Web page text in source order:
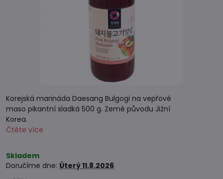
Korejská marináda Daesang Bulgogi na vepřové
maso pikantní sladká 500 g. Země původu Jižní
Korea.
Čtěte více
Skladem
Doručíme dne: Úterý11.8.2026